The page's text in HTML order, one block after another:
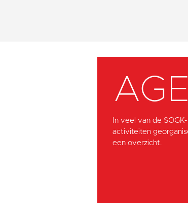
In veel van de
activiteiten
een overzicht.